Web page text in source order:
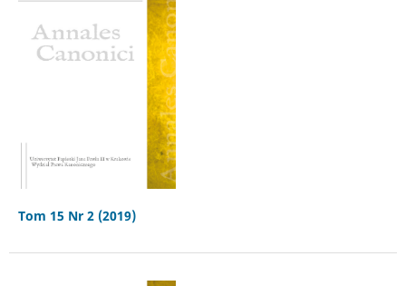
Tom 15 Nr 2 (2019)